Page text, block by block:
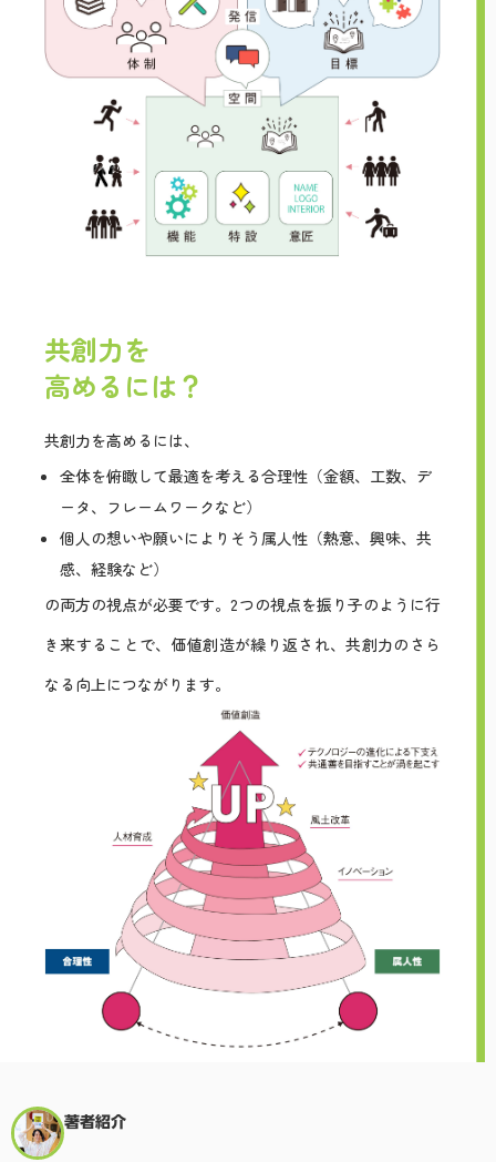
共創力を
高めるには？
共創力を高めるには、
全体を俯瞰して最適を考える合理性（金額、工数、デ
ータ、フレームワークなど）
個人の想いや願いによりそう属人性（熱意、興味、共
感、経験など）
の両方の視点が必要です。2つの視点を振り子のように行
き来することで、価値創造が繰り返され、共創力のさら
なる向上につながります。
著者紹介